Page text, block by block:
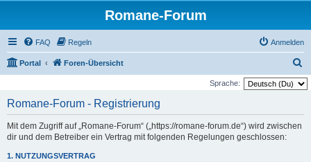
Romane-Forum
FAQ Regeln Anmelden
Portal Foren-Übersicht
u
Sprache:
Romane-Forum - Registrierung
Mit dem Zugriff auf „Romane-Forum“ („https://romane-forum.de“) wird zwischen
dir und dem Betreiber ein Vertrag mit folgenden Regelungen geschlossen:
1. NUTZUNGSVERTRAG